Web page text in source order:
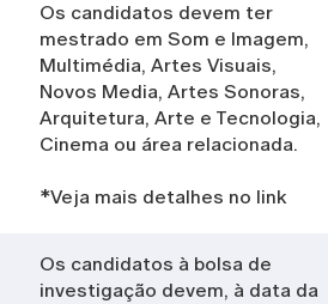
Os candidatos devem ter
mestrado em Som e Imagem,
Multimédia, Artes Visuais,
Novos Media, Artes Sonoras,
Arquitetura, Arte e Tecnologia,
Cinema ou área relacionada.
*Veja mais detalhes no link
Os candidatos à bolsa de
investigação devem, à data da